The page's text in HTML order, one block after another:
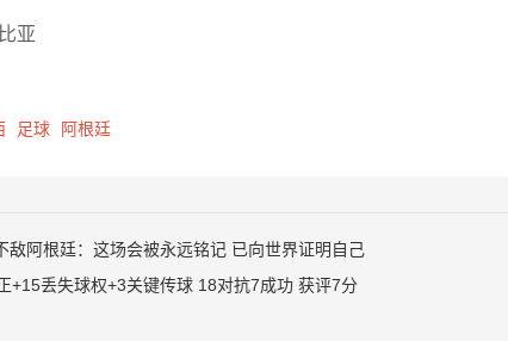
亚
足球 阿根廷
敌阿根廷：这场会被永远铭记 已向世界证明自己
+15丢失球权+3关键传球 18对抗7成功 获评7分